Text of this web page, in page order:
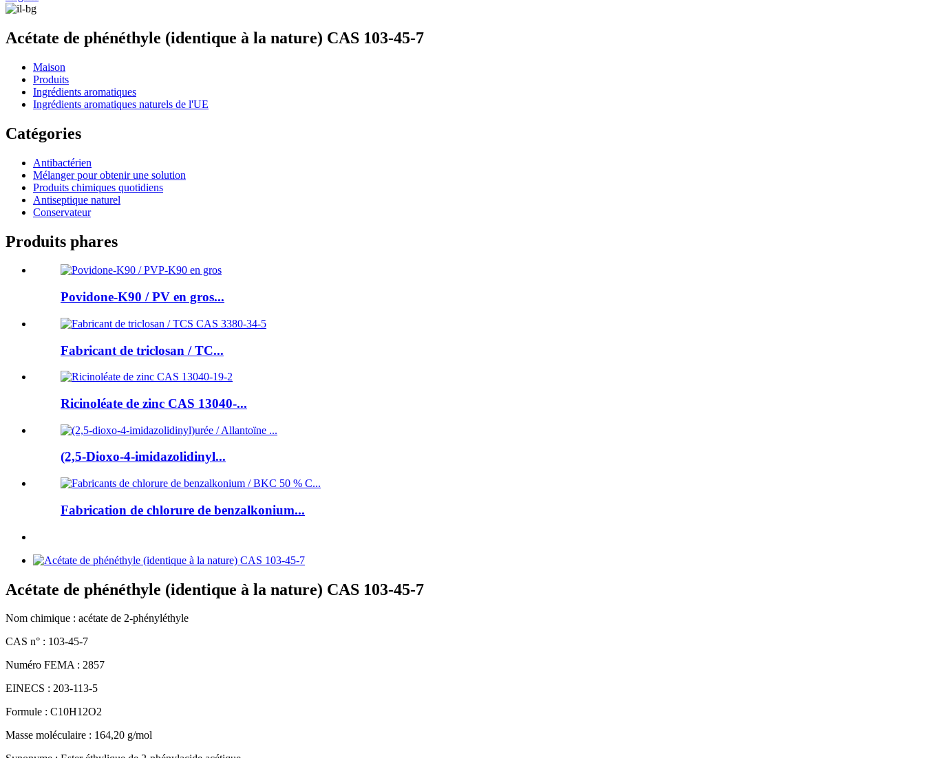
Acétate de phénéthyle (identique à la nature) CAS 103-45-7
Maison
Produits
Ingrédients aromatiques
Ingrédients aromatiques naturels de l'UE
Catégories
Antibactérien
Mélanger pour obtenir une solution
Produits chimiques quotidiens
Antiseptique naturel
Conservateur
Produits phares
Povidone-K90 / PV en gros...
Fabricant de triclosan / TC...
Ricinoléate de zinc CAS 13040-...
(2,5-Dioxo-4-imidazolidinyl...
Fabrication de chlorure de benzalkonium...
Acétate de phénéthyle (identique à la nature) CAS 103-45-7
Nom chimique : acétate de 2-phényléthyle
CAS n° : 103-45-7
Numéro FEMA : 2857
EINECS : 203-113-5
Formule : C10H12O2
Masse moléculaire : 164,20 g/mol